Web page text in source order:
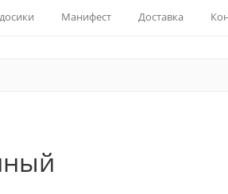
Манифест Доставка